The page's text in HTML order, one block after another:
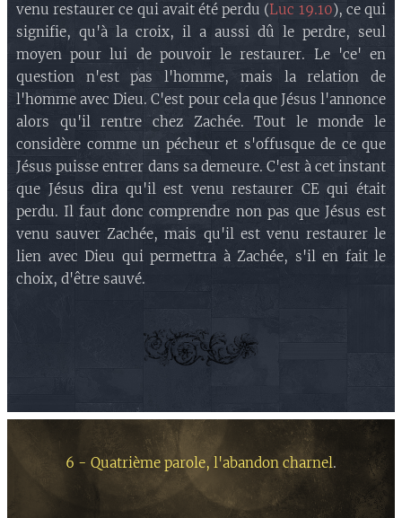
venu restaurer ce qui avait été perdu (Luc 19.10), ce qui
signifie, qu'à la croix, il a aussi dû le perdre, seul
moyen pour lui de pouvoir le restaurer. Le 'ce' en
question n'est pas l'homme, mais la relation de
l'homme avec Dieu. C'est pour cela que Jésus l'annonce
alors qu'il rentre chez Zachée. Tout le monde le
considère comme un pécheur et s'offusque de ce que
Jésus puisse entrer dans sa demeure. C'est à cet instant
que Jésus dira qu'il est venu restaurer CE qui était
perdu. Il faut donc comprendre non pas que Jésus est
venu sauver Zachée, mais qu'il est venu restaurer le
lien avec Dieu qui permettra à Zachée, s'il en fait le
choix, d'être sauvé.
6 - Quatrième parole, l'abandon charnel.